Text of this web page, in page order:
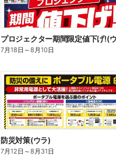
プロジェクター期間限定値下げ!(
7月18日 ～8月10日
防災対策(ウラ)
7月12日 ～8月31日